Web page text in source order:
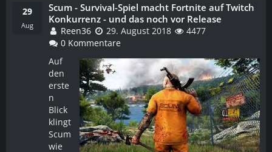
29
Aug
Scum - Survival-Spiel macht Fortnite auf Twitch
Konkurrenz - und das noch vor Release
Reen36 29. August 2018
4477
0 Kommentare
Auf
den
erste
n
Blick
klingt
Scum
wie
WEITERLESEN